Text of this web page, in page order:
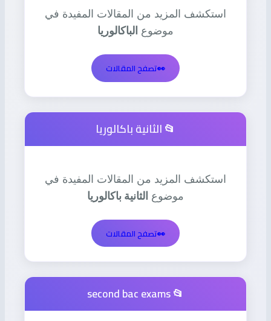
استكشف المزيد من المقالات المفيدة في
موضوع
الباكالوريا
👀تصفح المقالات
📂 الثانية باكالوريا
استكشف المزيد من المقالات المفيدة في
موضوع
الثانية باكالوريا
👀تصفح المقالات
📂 second bac exams